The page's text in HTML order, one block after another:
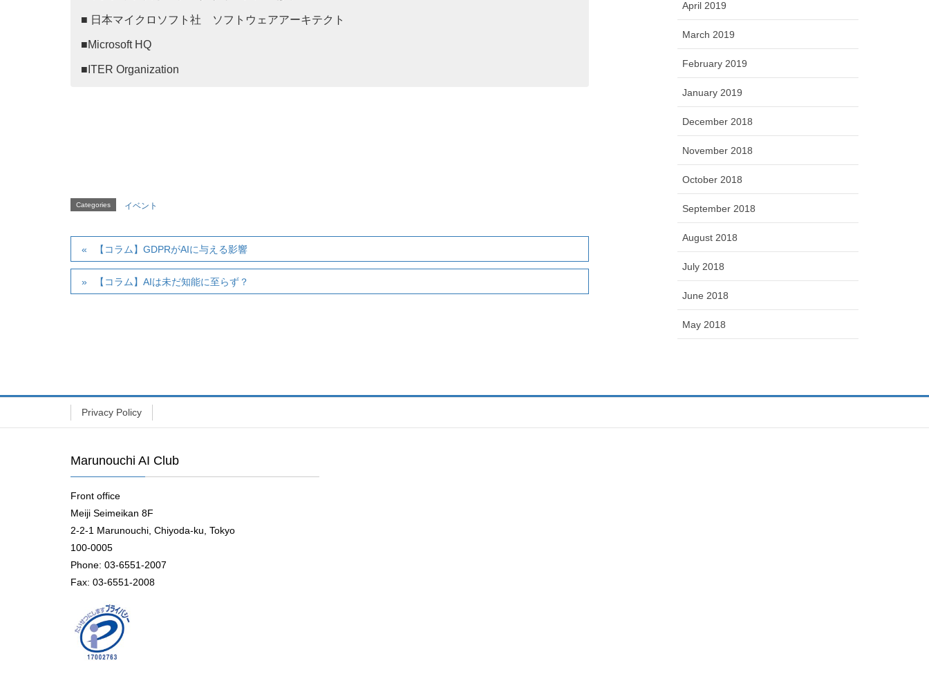
■ 日本マイクロソフト社 ソフトウェアアーキテクト
■Microsoft HQ
■ITER Organization
Categories イベント
【コラム】GDPRがAIに与える影響
【コラム】AIは未だ知能に至らず？
April 2019
March 2019
February 2019
January 2019
December 2018
November 2018
October 2018
September 2018
August 2018
July 2018
June 2018
May 2018
Privacy Policy
Marunouchi AI Club
Front office
Meiji Seimeikan 8F
2-2-1 Marunouchi, Chiyoda-ku, Tokyo
100-0005
Phone: 03-6551-2007
Fax: 03-6551-2008